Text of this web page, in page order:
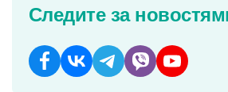
Следите за